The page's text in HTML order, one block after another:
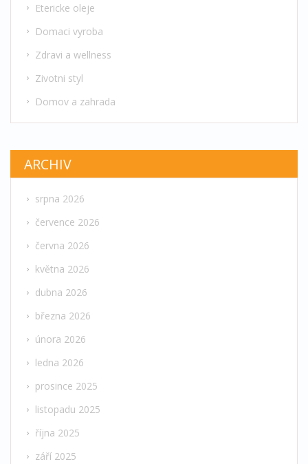
Etericke oleje
Domaci vyroba
Zdravi a wellness
Zivotni styl
Domov a zahrada
ARCHIV
srpna 2026
července 2026
června 2026
května 2026
dubna 2026
března 2026
února 2026
ledna 2026
prosince 2025
listopadu 2025
října 2025
září 2025